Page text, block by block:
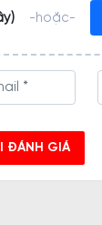
-hoặc-
ĐÁNH GIÁ